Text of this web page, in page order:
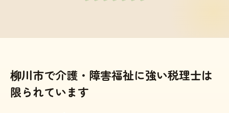
柳川市で介護・障害福祉に強い税理士は
限られています